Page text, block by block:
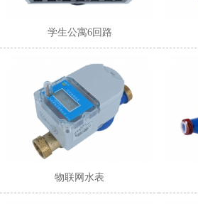
学生公寓6回路
物联网水表